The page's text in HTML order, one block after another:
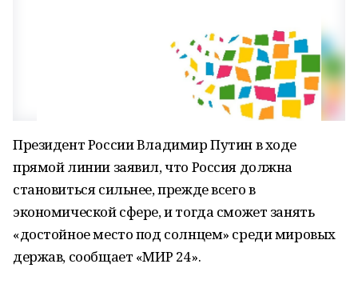
Президент России Владимир Путин в ходе
прямой линии заявил, что Россия должна
становиться сильнее, прежде всего в
экономической сфере, и тогда сможет занять
«достойное место под солнцем» среди мировых
держав, сообщает «МИР 24».